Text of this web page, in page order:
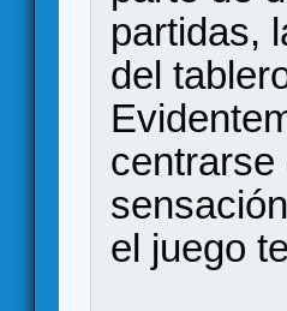
partidas,
del
centrarse
el juego